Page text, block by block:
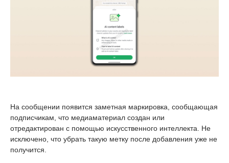
На сообщении появится заметная маркировка, сообщающая
подписчикам, что медиаматериал создан или
отредактирован с помощью искусственного интеллекта. Не
исключено, что убрать такую метку после добавления уже не
получится.